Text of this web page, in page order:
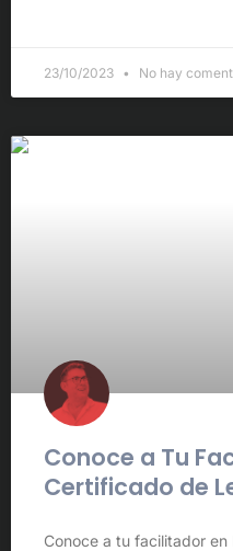
23/10/2023 No hay
Conoce a Tu
Certificado de
Conoce a tu facilitador